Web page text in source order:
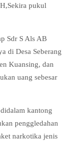
pukul
Sdr S Als AB
di Desa Seberang
Kuansing, dan
uang sebesar
kantong
penggledahan
narkotika jenis